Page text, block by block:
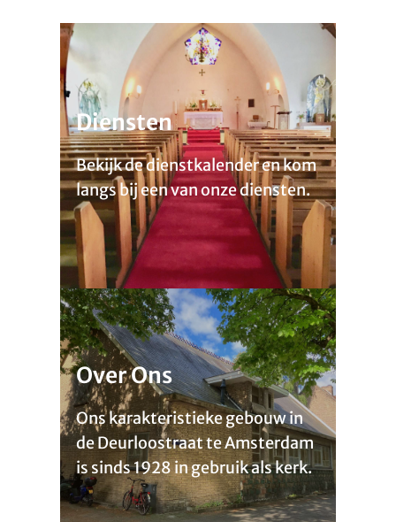
Diensten
Bekijk de dienstkalender en kom
langs bij een van onze diensten.
Over Ons
Ons karakteristieke gebouw in
de Deurloostraat te Amsterdam
is sinds 1928 in gebruik als kerk.